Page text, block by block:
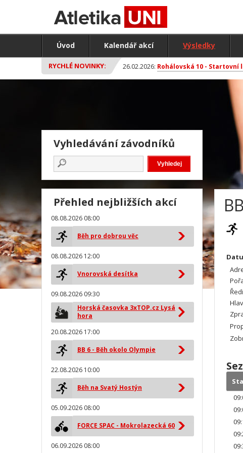
Úvod Kalendář akcí Výsledky
RYCHLÉ NOVINKY: 26.02.2026: Rohálovská 10 - Startovní
Vyhledávání závodníků
Přehled nejbližších akcí
08.08.2026 08:00
Běh pro dobrou věc
08.08.2026 12:00
Vnorovská desítka
09.08.2026 09:30
Horská časovka 3xTOP.cz Lysá
hora
20.08.2026 17:00
BB 6 - Běh okolo Olympie
22.08.2026 10:00
Běh na Svatý Hostýn
05.09.2026 08:00
FORCE SPAC - Mokrolazecká 60
06.09.2026 08:00